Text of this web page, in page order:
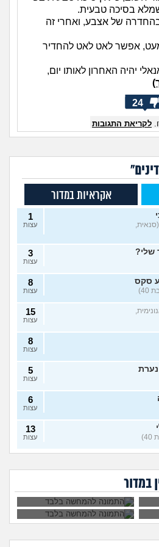
בסיכה טבעית.
של אצבע, ואחרי זה
אפשר לאט לאט להחדיר
יהיה האחרון לאותו יום,
24
לקריאת התגובות
אקראיות במדור
(סנאית,
1
עצות
שלי? 3
עצות
סקס
8
עצות
15
עצות
8
עצות
5
עצות
6
עצות
13
עצות
בי,
9
עצות
במדור
שכבתי עם מלא
במחלות מין, לספר?
לא שוכבים והוא אמר
יותר רזה. מה לעשות?